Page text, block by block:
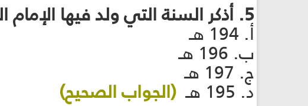
5. أذكر السنة التي ولد فيها الإمام الجواد عليه السلام
أ. 194 هـ
ب. 196 هـ
ج. 197 هـ
د. 195 هـ
(الجواب الصحيح)